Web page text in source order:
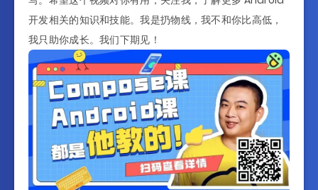
开发相关的知识和技能。我是扔物线，我不和你比高低，
我只助你成长。我们下期见！